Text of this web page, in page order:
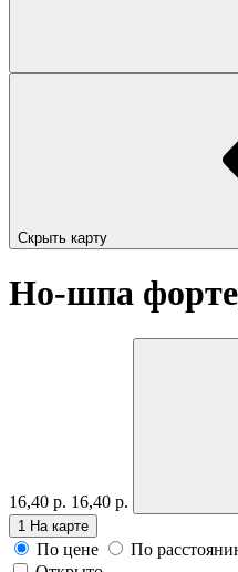
Скрыть карту
Но-шпа
16,40 р. 16,40 р.
1 На карте
По цене
По